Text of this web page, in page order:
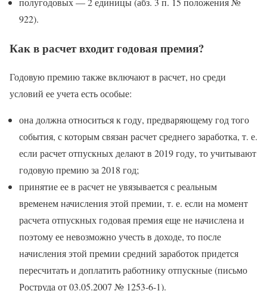
922).
Как в расчет входит годовая премия?
Годовую премию также включают в расчет, но среди
условий ее учета есть особые:
она должна относиться к году, предваряющему год того
события, с которым связан расчет среднего заработка, т. е.
если расчет отпускных делают в 2019 году, то учитывают
годовую премию за 2018 год;
принятие ее в расчет не увязывается с реальным
временем начисления этой премии, т. е. если на момент
расчета отпускных годовая премия еще не начислена и
поэтому ее невозможно учесть в доходе, то после
начисления этой премии средний заработок придется
пересчитать и доплатить работнику отпускные (письмо
Роструда от 03.05.2007 № 1253-6-1).